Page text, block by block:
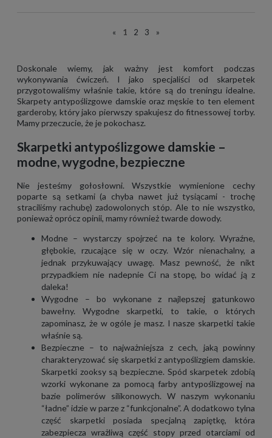
« 1 2 3 »
Doskonale wiemy, jak ważny jest komfort podczas
wykonywania ćwiczeń. I jako specjaliści od skarpetek
przygotowaliśmy właśnie takie, które są do treningu idealne.
Skarpety antypoślizgowe damskie oraz męskie to ten element
garderoby, który jako pierwszy spakujesz do fitnessowej torby.
Mamy przeczucie, że je pokochasz.
Skarpetki antypoślizgowe damskie –
modne, wygodne, bezpieczne
Nie jesteśmy gołosłowni. Wszystkie wymienione cechy
poparte są setkami (a chyba nawet już tysiącami - trochę
straciliśmy rachubę) zadowolonych stóp. Ale to nie wszystko,
ponieważ oprócz opinii, mamy również twarde dowody.
Modne – wystarczy spojrzeć na te kolory. Wyraźne,
głębokie, rzucające się w oczy. Wzór nienachalny, a
jednak przykuwający uwagę. Masz pewność, że nikt
przypadkiem nie nadepnie Ci na stopę, bo widać ją z
daleka!
Wygodne – bo wykonane z najlepszej gatunkowo
bawełny. Wygodne skarpetki, to takie, o których
zapominasz, że w ogóle je masz. I nasze skarpetki takie
właśnie są.
Bezpieczne – to najważniejsza z cech, jaką powinny
charakteryzować się skarpetki z antypoślizgiem damskie.
Skarpetki zooksy są bezpieczne. Spód skarpetek zdobią
wzorki wykonane za pomocą farby antypoślizgowej na
bazie polimerów silikonowych. W naszym wykonaniu
“ładne” idzie w parze z “funkcjonalne”. A dodatkowo tylna
część skarpetki posiada specjalną zapiętkę, która
zabezpiecza wrażliwą część stopy przed otarciami od